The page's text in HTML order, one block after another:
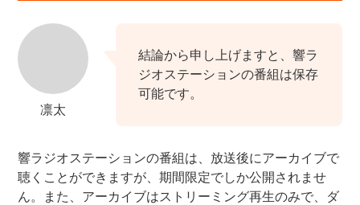
凛太
結論から申し上げますと、響ラ
ジオステーションの番組は保存
可能です。
響ラジオステーションの番組は、放送後にアーカイブで
聴くことができますが、期間限定でしか公開されませ
ん。また、アーカイブはストリーミング再生のみで、ダ